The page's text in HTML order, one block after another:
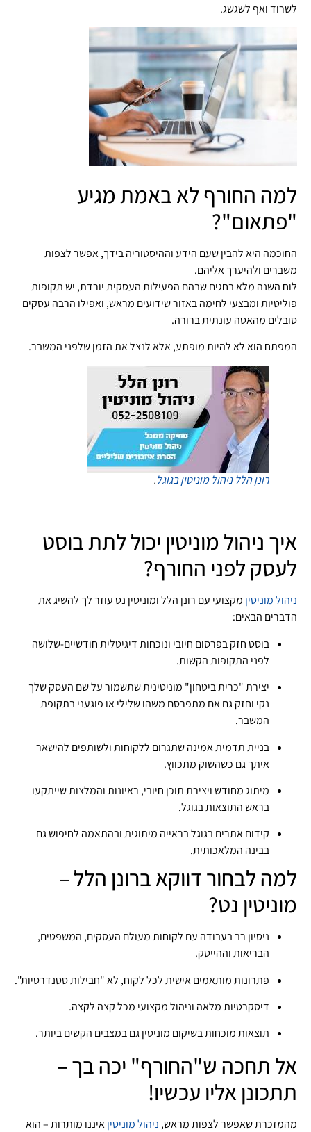
לשרוד ואף לשגשג.
למה החורף לא באמת מגיע
"פתאום"?
החוכמה היא להבין שעם הידע וההיסטוריה בידך, אפשר לצפות
משברים ולהיערך אליהם.
לוח השנה מלא בחגים שבהם הפעילות העסקית יורדת, יש תקופות
פוליטיות ומבצעי לחימה באזור שידועים מראש, ואפילו הרבה עסקים
סובלים מהאטה עונתית ברורה.
המפתח הוא לא להיות מופתע, אלא לנצל את הזמן שלפני המשבר.
רונן הלל ניהול מוניטין בגוגל.
איך ניהול מוניטין יכול לתת בוסט
לעסק לפני החורף?
ניהול מוניטין מקצועי עם רונן הלל ומוניטין נט עוזר לך להשיג את
הדברים הבאים:
בוסט חזק בפרסום חיובי ונוכחות דיגיטלית חודשיים-שלושה
לפני התקופות הקשות.
יצירת "כרית ביטחון" מוניטינית שתשמור על שם העסק שלך
נקי וחזק גם אם מתפרסם משהו שלילי או פוגעני בתקופת
המשבר.
בניית תדמית אמינה שתגרום ללקוחות ולשותפים להישאר
איתך גם כשהשוק מתכווץ.
מיתוג מחודש ויצירת תוכן חיובי, ראיונות והמלצות שייתקעו
בראש התוצאות בגוגל.
קידום אתרים בגוגל בראייה מיתוגית ובהתאמה לחיפוש גם
בבינה המלאכותית.
למה לבחור דווקא ברונן הלל –
מוניטין נט?
ניסיון רב בעבודה עם לקוחות מעולם העסקים, המשפטים,
הבריאות וההייטק.
פתרונות מותאמים אישית לכל לקוח, לא "חבילות סטנדרטיות".
דיסקרטיות מלאה וניהול מקצועי מכל קצה לקצה.
תוצאות מוכחות בשיקום מוניטין גם במצבים הקשים ביותר.
אל תחכה ש"החורף" יכה בך –
תתכונן אליו עכשיו!
מהמזכרת שאפשר לצפות מראש, ניהול מוניטיןאיננו מותרות – הוא